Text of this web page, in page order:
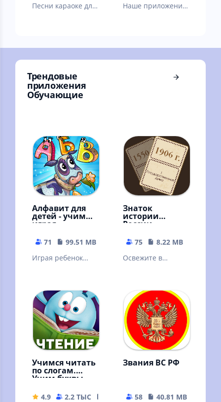
Песни караоке для
исполнителей!
Наше приложение
материалов.
Трендовые
приложения
Обучающие
Алфавит для
детей - учим
играя
71
99.51 MB
Играя ребенок
предметы.
Развивашки для
малышей!
Знаток
истории
России
75
8.22 MB
Освежите в
событий
отечественной
истории
Учимся читать
по слогам.
Учим буквы.
Смешарики
4.9 2.2 ТЫС
174.93 MB
Звания ВС РФ
58
40.81 MB